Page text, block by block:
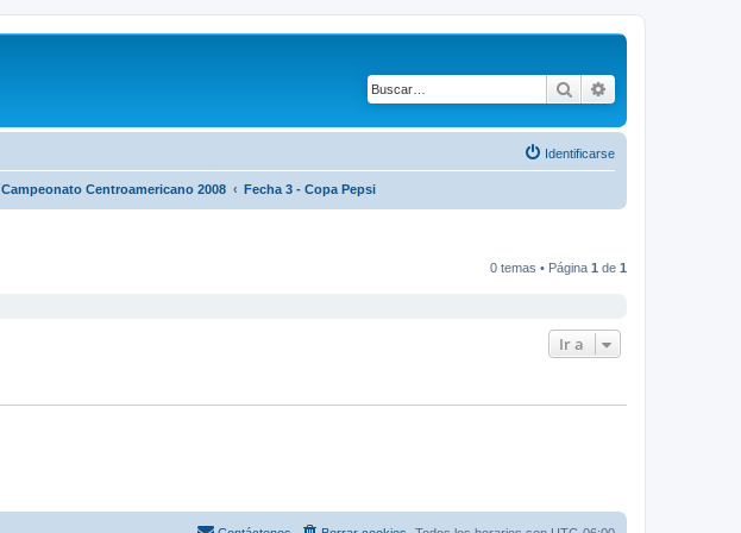
Buscar
Identificarse
Campeonato Centroamericano 2008 Fecha 3 - Copa Pepsi
0 temas • Página 1 de 1
Ir a